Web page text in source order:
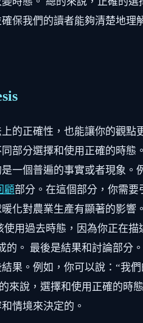
保我們的讀者能夠清楚地
的正確性，也能讓你的觀
部分選擇和使用正確的時
個普遍的事實或者現象
顧部分。在這個部分，你需要
化對農業生產有顯著的影
用過去時態，因為你正在
。 最後是結果和討論部分
果。例如，你可以說：“我
說，選擇和使用正確的時
情境來決定的。